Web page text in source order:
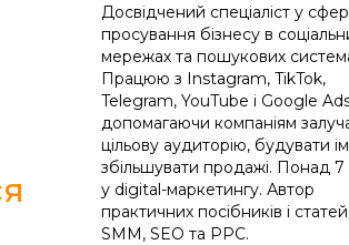
Досвідчений спеціаліст у
просування бізнесу в
мережах та пошукових
Працюю з Instagram, TikTok,
Telegram, YouTube і Google
допомагаючи компаніям
цільову аудиторію, будувати
збільшувати продажі. Понад 7
у digital-маркетингу. Автор
практичних посібників і
SMM, SEO та PPC.